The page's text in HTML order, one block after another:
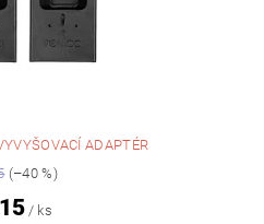
ADAPTÉR
(–40 %)
/ ks